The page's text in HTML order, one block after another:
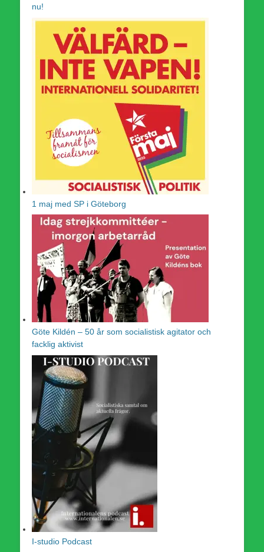
nu!
1 maj med SP i Göteborg
Göte Kildén – 50 år som socialistisk agitator och
facklig aktivist
I-studio Podcast